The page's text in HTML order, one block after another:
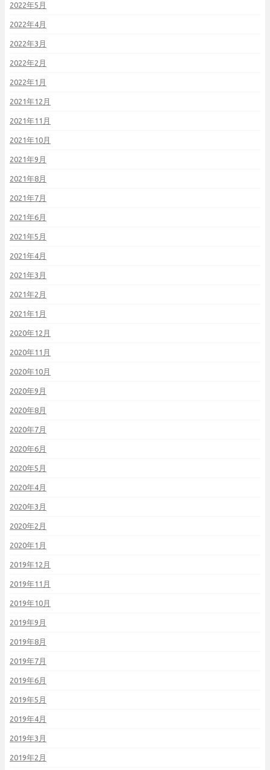
2022年5月
2022年4月
2022年3月
2022年2月
2022年1月
2021年12月
2021年11月
2021年10月
2021年9月
2021年8月
2021年7月
2021年6月
2021年5月
2021年4月
2021年3月
2021年2月
2021年1月
2020年12月
2020年11月
2020年10月
2020年9月
2020年8月
2020年7月
2020年6月
2020年5月
2020年4月
2020年3月
2020年2月
2020年1月
2019年12月
2019年11月
2019年10月
2019年9月
2019年8月
2019年7月
2019年6月
2019年5月
2019年4月
2019年3月
2019年2月